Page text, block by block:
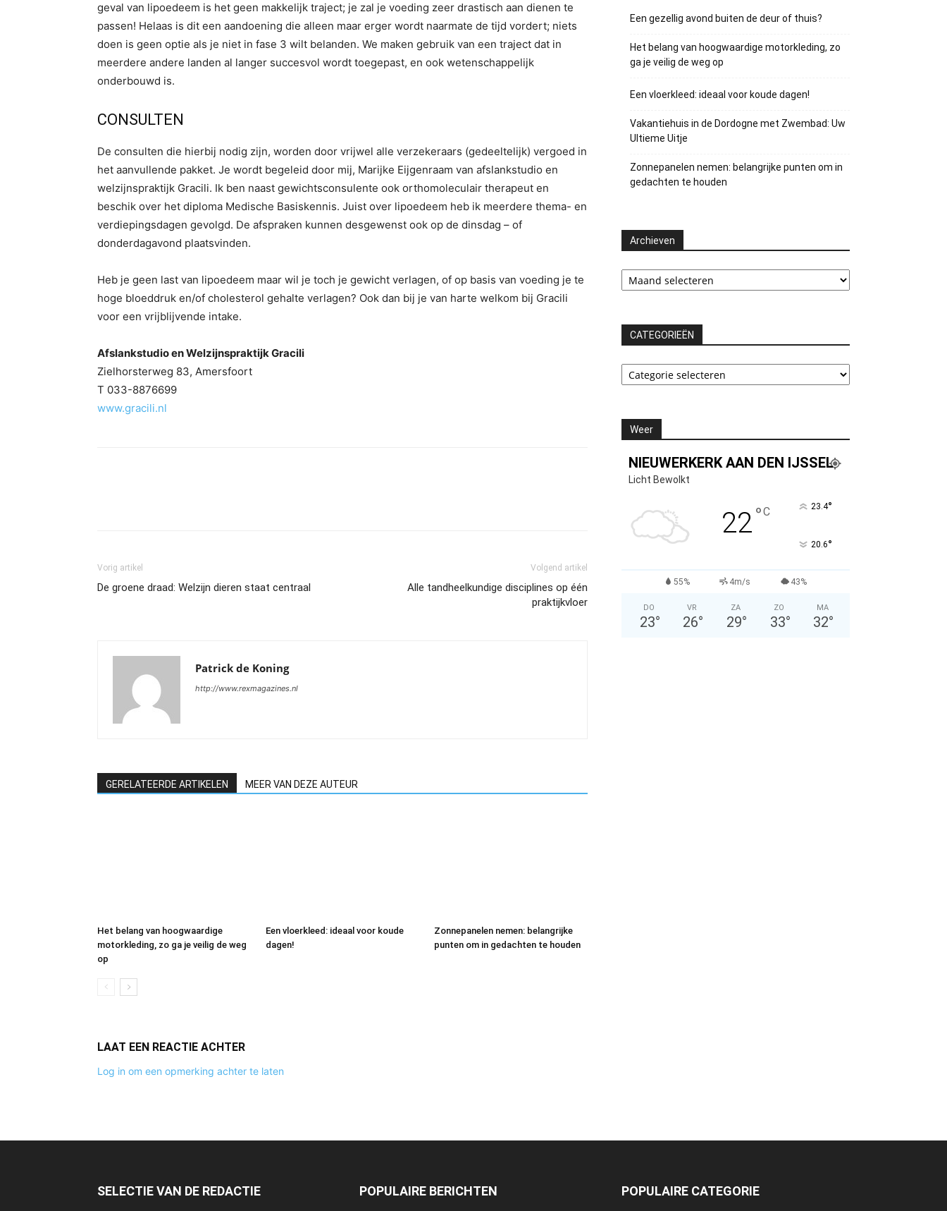
geval van lipoedeem is het geen makkelijk traject; je zal je voeding zeer drastisch aan dienen te
passen! Helaas is dit een aandoening die alleen maar erger wordt naarmate de tijd vordert; niets
doen is geen optie als je niet in fase 3 wilt belanden. We maken gebruik van een traject dat in
meerdere andere landen al langer succesvol wordt toegepast, en ook wetenschappelijk
onderbouwd is.
CONSULTEN
De consulten die hierbij nodig zijn, worden door vrijwel alle verzekeraars (gedeeltelijk) vergoed in
het aanvullende pakket. Je wordt begeleid door mij, Marijke Eijgenraam van afslankstudio en
welzijnspraktijk Gracili. Ik ben naast gewichtsconsulente ook orthomoleculair therapeut en
beschik over het diploma Medische Basiskennis. Juist over lipoedeem heb ik meerdere thema- en
verdiepingsdagen gevolgd. De afspraken kunnen desgewenst ook op de dinsdag – of
donderdagavond plaatsvinden.
Heb je geen last van lipoedeem maar wil je toch je gewicht verlagen, of op basis van voeding je te
hoge bloeddruk en/of cholesterol gehalte verlagen? Ook dan bij je van harte welkom bij Gracili
voor een vrijblijvende intake.
Afslankstudio en Welzijnspraktijk Gracili
Zielhorsterweg 83, Amersfoort
T 033-8876699
www.gracili.nl
Vorig artikel
De groene draad: Welzijn dieren staat centraal
Volgend artikel
Alle tandheelkundige disciplines op één
praktijkvloer
Patrick de Koning
http://www.rexmagazines.nl
GERELATEERDE ARTIKELEN MEER VAN DEZE AUTEUR
Het belang van hoogwaardige
motorkleding, zo ga je veilig de weg
op
Een vloerkleed: ideaal voor koude
dagen!
Zonnepanelen nemen: belangrijke
punten om in gedachten te houden
LAAT EEN REACTIE ACHTER
Log in om een opmerking achter te laten
Een gezellig avond buiten de deur of thuis?
Het belang van hoogwaardige motorkleding, zo
ga je veilig de weg op
Een vloerkleed: ideaal voor koude dagen!
Vakantiehuis in de Dordogne met Zwembad: Uw
Ultieme Uitje
Zonnepanelen nemen: belangrijke punten om in
gedachten te houden
Archieven
Archieven
CATEGORIEËN
CATEGORIEËN
Weer
NIEUWERKERK AAN DEN IJSSEL
Licht Bewolkt
22°C 23.4°
20.6°
55% 4m/s 43%
DO
23°
VR
26°
ZA
29°
ZO
33°
MA
32°
SELECTIE VAN DE REDACTIE POPULAIRE BERICHTEN POPULAIRE CATEGORIE